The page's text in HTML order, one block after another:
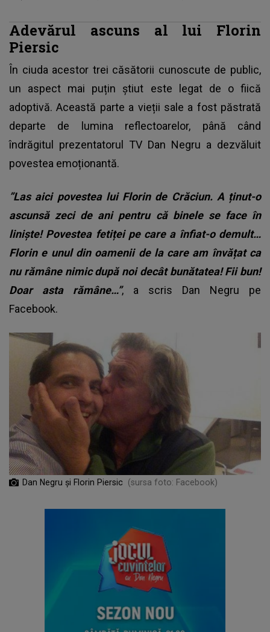
Adevărul ascuns al lui Florin
Piersic
În ciuda acestor trei căsătorii cunoscute de public,
un aspect mai puțin știut este legat de o fiică
adoptivă. Această parte a vieții sale a fost păstrată
departe de lumina reflectoarelor, până când
îndrăgitul prezentatorul TV Dan Negru a dezvăluit
povestea emoționantă.
”Las aici povestea lui Florin de Crăciun. A ținut-o
ascunsă zeci de ani pentru că binele se face în
liniște! Povestea fetiței pe care a înfiat-o demult…
Florin e unul din oamenii de la care am învățat ca
nu rămâne nimic după noi decât bunătatea!Fii bun!
Doar asta rămâne…”, a scris Dan Negru pe
Facebook.
Dan Negru și Florin Piersic (sursa foto: Facebook)